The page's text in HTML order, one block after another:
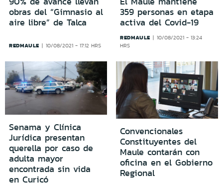
obras del “Gimnasio al
aire libre” de Talca
REDMAULE 10/08/2021 - 17:12 HRS
359 personas en etapa
activa del Covid-19
REDMAULE
10/08/2021 - 13:24
HRS
Senama y Clínica
Jurídica presentan
querella por caso de
adulta mayor
encontrada sin vida
en Curicó
Convencionales
Constituyentes del
Maule contarán con
oficina en el Gobierno
Regional